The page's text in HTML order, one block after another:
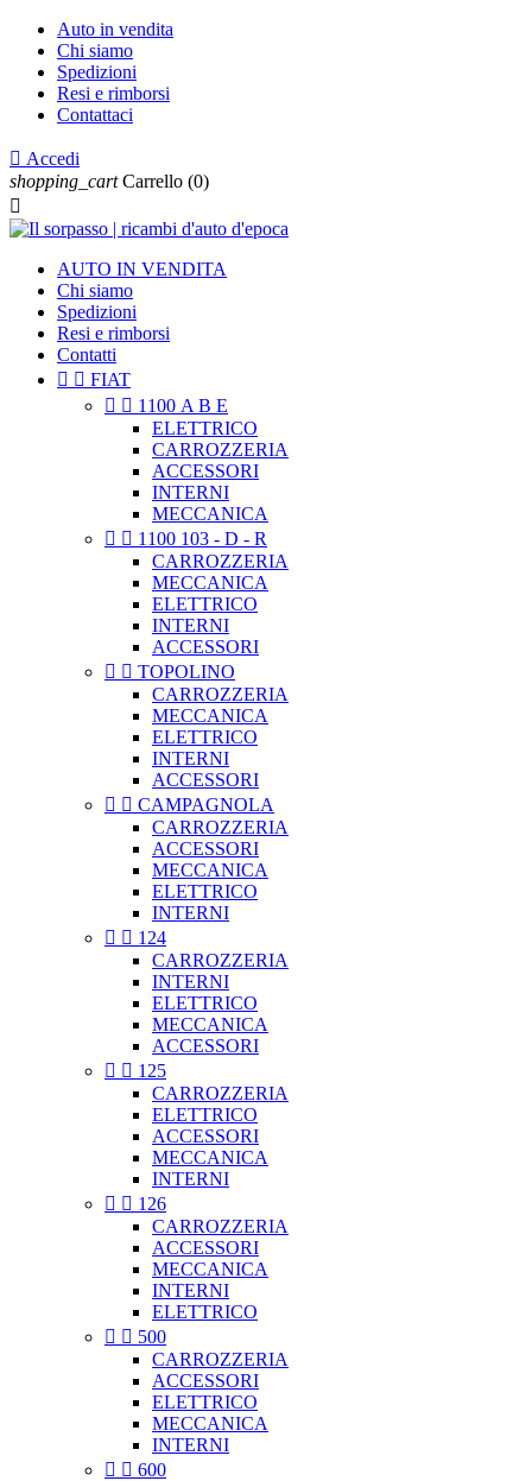
Auto in vendita
Chi siamo
Spedizioni
Resi e rimborsi
Contattaci
 Accedi
shopping_cart Carrello (0)

AUTO IN VENDITA
Chi siamo
Spedizioni
Resi e rimborsi
Contatti
  FIAT
  1100 A B E
ELETTRICO
CARROZZERIA
ACCESSORI
INTERNI
MECCANICA
  1100 103 - D - R
CARROZZERIA
MECCANICA
ELETTRICO
INTERNI
ACCESSORI
  TOPOLINO
CARROZZERIA
MECCANICA
ELETTRICO
INTERNI
ACCESSORI
  CAMPAGNOLA
CARROZZERIA
ACCESSORI
MECCANICA
ELETTRICO
INTERNI
  124
CARROZZERIA
INTERNI
ELETTRICO
MECCANICA
ACCESSORI
  125
CARROZZERIA
ELETTRICO
ACCESSORI
MECCANICA
INTERNI
  126
CARROZZERIA
ACCESSORI
MECCANICA
INTERNI
ELETTRICO
  500
CARROZZERIA
ACCESSORI
ELETTRICO
MECCANICA
INTERNI
  600